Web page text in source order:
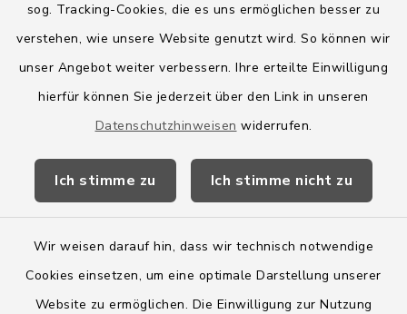
sog. Tracking-Cookies, die es uns ermöglichen besser zu
verstehen, wie unsere Website genutzt wird. So können wir
unser Angebot weiter verbessern. Ihre erteilte Einwilligung
hierfür können Sie jederzeit über den Link in unseren
Datenschutzhinweisen widerrufen.
Ich stimme zu Ich stimme nicht zu
Wir weisen darauf hin, dass wir technisch notwendige
Cookies einsetzen, um eine optimale Darstellung unserer
Website zu ermöglichen. Die Einwilligung zur Nutzung
Quicklinks
Amt Boostedt-Rickling
Amtsbroschüre
Wege-Zweckverband